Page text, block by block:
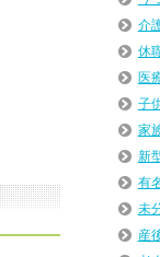
介
休
医
子
家
新
有
未
産